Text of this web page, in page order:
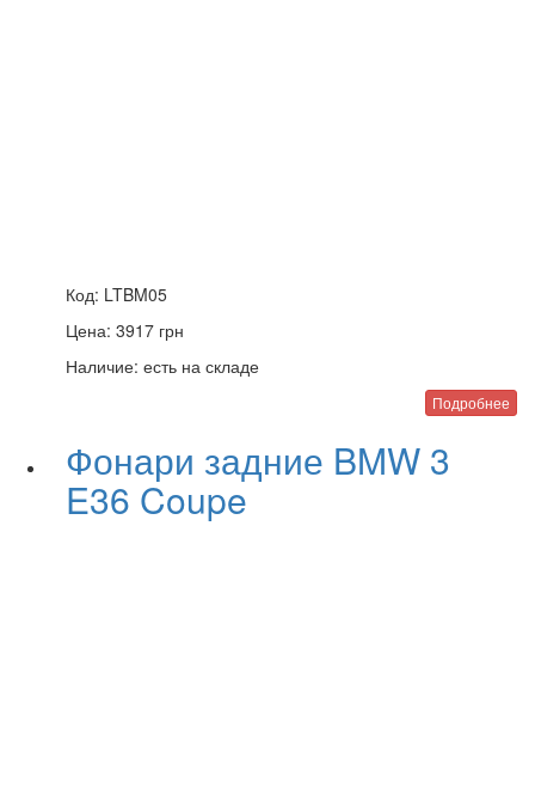
Код: LTBM05
Цена: 3917 грн
Наличие: есть на складе
Подробнее
Фонари задние BMW 3
E36 Coupe